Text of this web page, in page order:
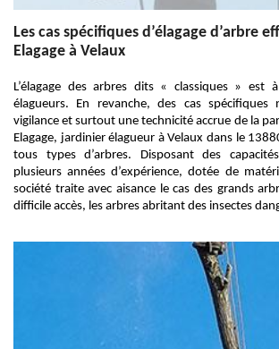
Les cas spécifiques d’élagage d’arbre
Elagage à Velaux
L’élagage des arbres dits « classiques » est
élagueurs. En revanche, des cas spécifiques
vigilance et surtout une technicité accrue de la
Elagage, jardinier élagueur à Velaux dans le
tous types d’arbres. Disposant des
plusieurs années d’expérience, dotée de
société traite avec aisance le cas des grands
difficile accès, les arbres abritant des insectes